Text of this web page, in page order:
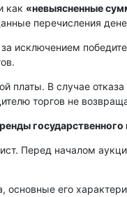
как «невыясненные
перечисления
исключением
платы. В случае
торгов не
Перед началом
основные его